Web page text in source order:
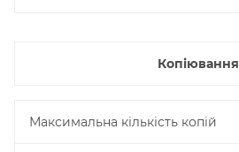
Копіювання
Максимальна кількість копій